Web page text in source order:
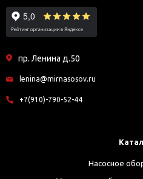
пр. Ленина д.50
lenina@mirnasosov.ru
+7(910)-790-52-44
Насосное